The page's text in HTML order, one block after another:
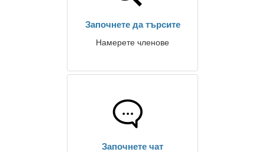
Започнете да търсите
Намерете членове
Започнете чат